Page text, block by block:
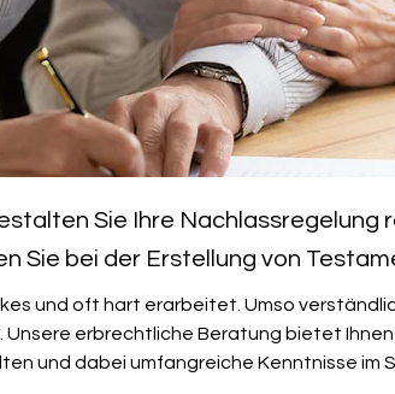
Sie Ihre Nachlassregelung
Sie bei der Erstellung von
und oft hart erarbeitet. Umso
erbrechtliche Beratung bietet
und dabei umfangreiche Kenntnisse im